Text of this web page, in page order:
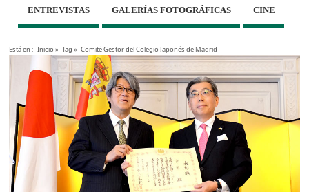
ENTREVISTAS GALERÍAS FOTOGRÁFICAS CINE
Está en : Inicio» Tag » Comité Gestor del Colegio Japonés de Madrid